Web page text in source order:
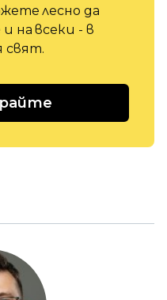
лесно да
на всеки - в
свят.